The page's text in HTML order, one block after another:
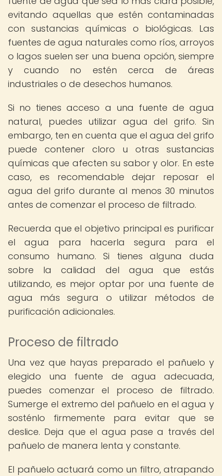
evitando aquellas que estén contaminadas
con sustancias químicas o biológicas. Las
fuentes de agua naturales como ríos, arroyos
o lagos suelen ser una buena opción, siempre
y cuando no estén cerca de áreas
industriales o de desechos humanos.
Si no tienes acceso a una fuente de agua
natural, puedes utilizar agua del grifo. Sin
embargo, ten en cuenta que el agua del grifo
puede contener cloro u otras sustancias
químicas que afecten su sabor y olor. En este
caso, es recomendable dejar reposar el
agua del grifo durante al menos 30 minutos
antes de comenzar el proceso de filtrado.
Recuerda que el objetivo principal es purificar
el agua para hacerla segura para el
consumo humano. Si tienes alguna duda
sobre la calidad del agua que estás
utilizando, es mejor optar por una fuente de
agua más segura o utilizar métodos de
purificación adicionales.
Proceso de filtrado
Una vez que hayas preparado el pañuelo y
elegido una fuente de agua adecuada,
puedes comenzar el proceso de filtrado.
Sumerge el extremo del pañuelo en el agua y
sosténlo firmemente para evitar que se
deslice. Deja que el agua pase a través del
pañuelo de manera lenta y constante.
El pañuelo actuará como un filtro, atrapando